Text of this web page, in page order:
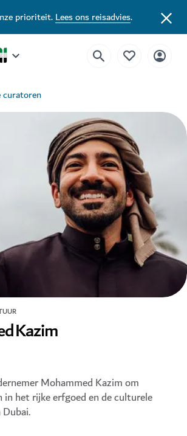
prioriteit.Lees ons reisadvies.
Kazim
Mohammed Kazim om
het rijke erfgoed en de culturele